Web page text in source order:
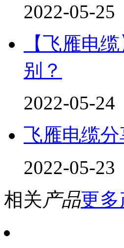
2022-05-25
【飞雁电
别？
2022-05-24
飞雁电缆
2022-05-23
相关产品更多